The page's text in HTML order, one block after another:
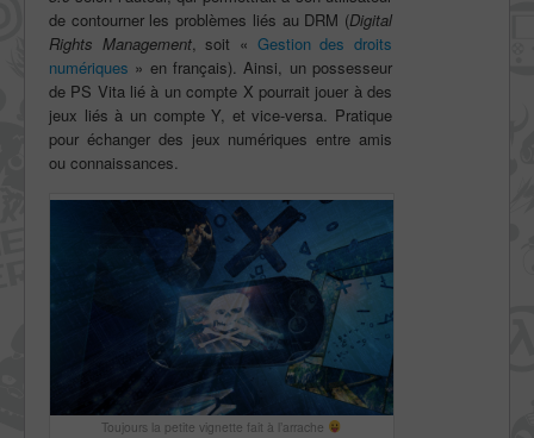
de contourner les problèmes liés au DRM (Digital
Rights Management, soit « Gestion des droits
numériques » en français). Ainsi, un possesseur
de PS Vita lié à un compte X pourrait jouer à des
jeux liés à un compte Y, et vice-versa. Pratique
pour échanger des jeux numériques entre amis
ou connaissances.
Toujours la petite vignette fait à l’arrache